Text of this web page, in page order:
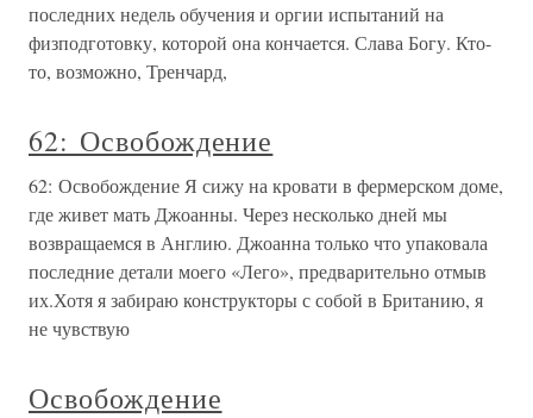
последних недель обучения и оргии испытаний на
физподготовку, которой она кончается. Слава Богу. Кто-
то, возможно, Тренчард,
62: Освобождение
62: Освобождение Я сижу на кровати в фермерском доме,
где живет мать Джоанны. Через несколько дней мы
возвращаемся в Англию. Джоанна только что упаковала
последние детали моего «Лего», предварительно отмыв
их.Хотя я забираю конструкторы с собой в Британию, я
не чувствую
Освобождение